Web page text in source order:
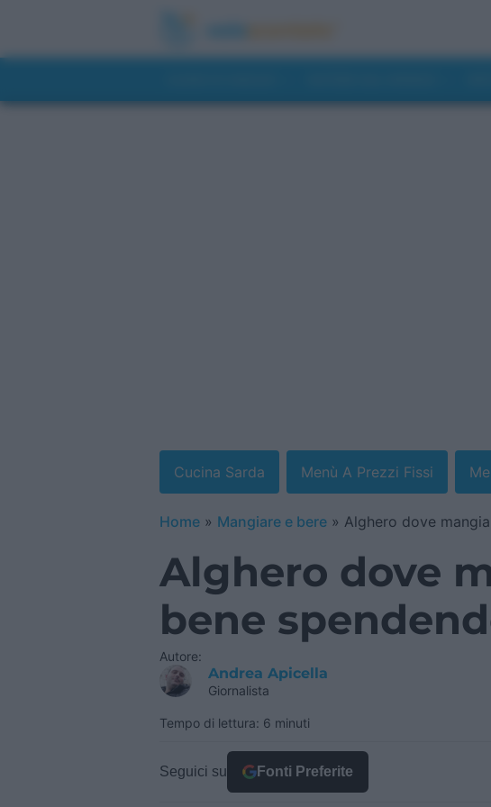
Cucina Sarda Menù A Prezzi Fissi
Home » Mangiare e bere » Alghero dove
Alghero dove
bene
Autore:
Andrea Apicella
Giornalista
Tempo di lettura: 6 minuti
Seguici su Fonti Preferite